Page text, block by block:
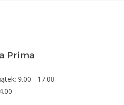
Prima
9.00 - 17.00